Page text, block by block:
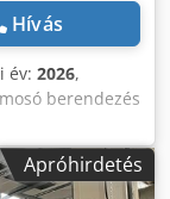
Hívás
év: 2026,
berendezés
hasznos
800
térfogata: 320
Apróhirdetés